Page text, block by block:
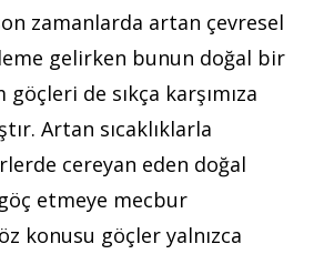
zamanlarda artan çevresel
gelirken bunun doğal bir
de sıkça karşımıza
Artan sıcaklıklarla
cereyan eden doğal
etmeye mecbur
konusu göçler yalnızca